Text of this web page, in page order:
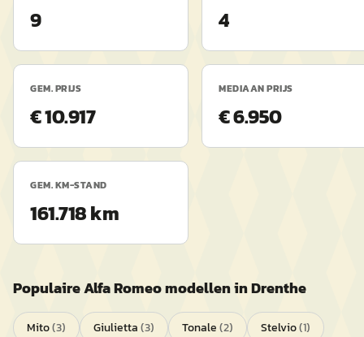
9 4
GEM. PRIJS
€ 10.917
MEDIAAN PRIJS
€ 6.950
GEM. KM-STAND
161.718 km
PopulaireAlfa Romeomodellen inDrenthe
Mito(3) Giulietta(3) Tonale(2) Stelvio(1)